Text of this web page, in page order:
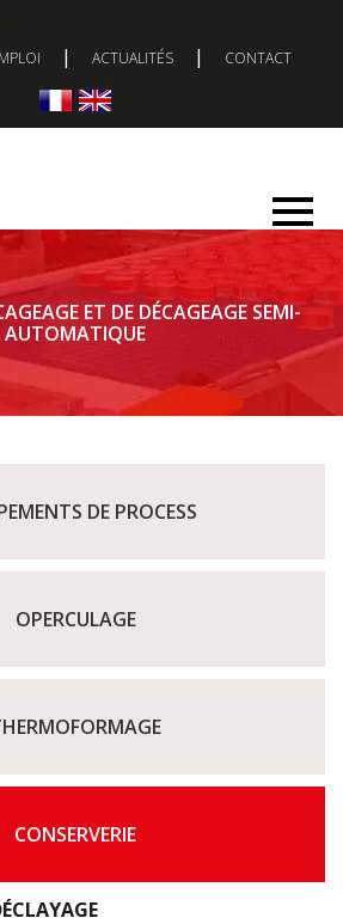
| ACTUALITÉS | CONTACT
ET DE DÉCAGEAGE SEMI-
AUTOMATIQUE
DE PROCESS
OPERCULAGE
CONSERVERIE